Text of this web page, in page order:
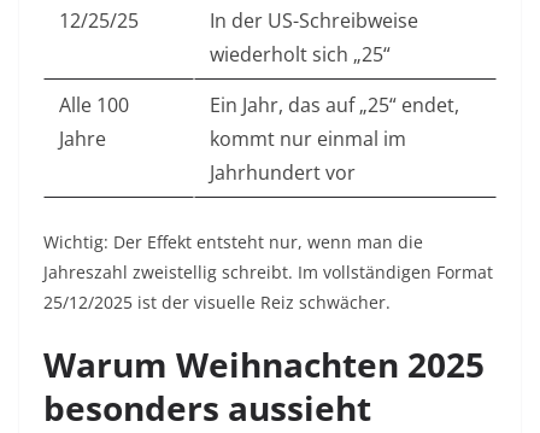
12/25/25
In der US-Schreibweise
wiederholt sich „25“
Alle 100
Jahre
Ein Jahr, das auf „25“ endet,
kommt nur einmal im
Jahrhundert vor
Wichtig: Der Effekt entsteht nur, wenn man die
Jahreszahl zweistellig schreibt. Im vollständigen Format
25/12/2025 ist der visuelle Reiz schwächer.
Warum Weihnachten 2025
besonders aussieht